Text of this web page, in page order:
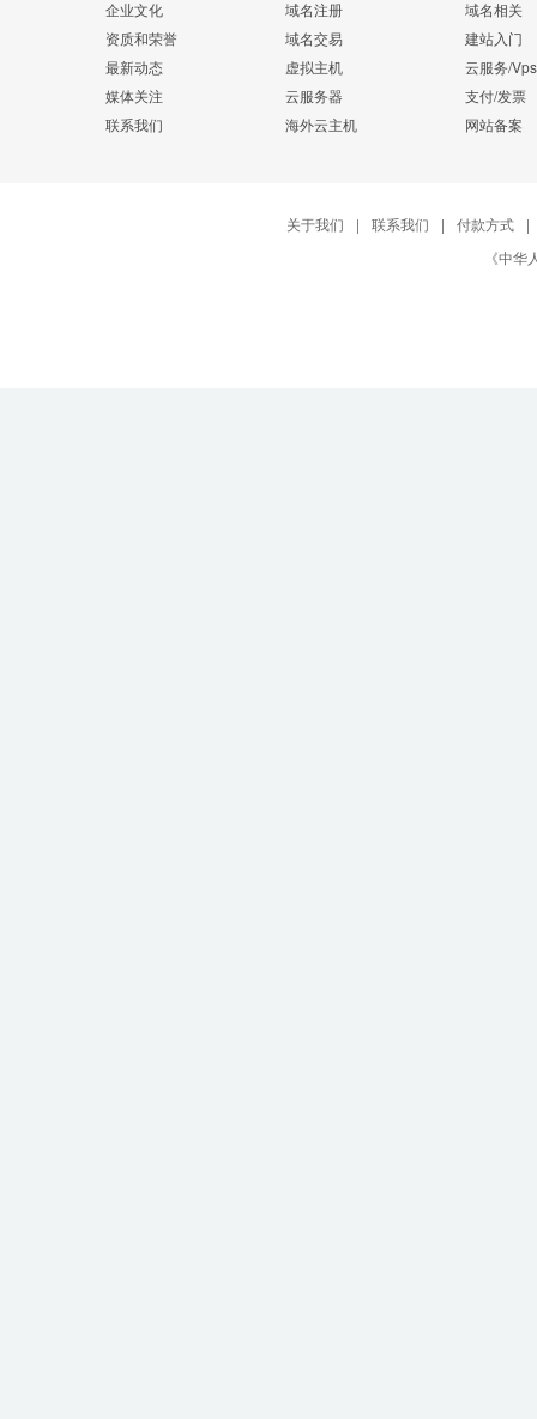
企业文化
资质和荣誉
最新动态
媒体关注
联系我们
域名注册
域名交易
虚拟主机
云服务器
海外云主机
域名相关
建站入门
云服务/Vps
支付/发票
网站备案
关于我们 | 联系我们 | 付款方式
|
《中